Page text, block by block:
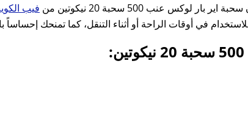
عنب 500 سحبة 20 نيكوتين من فيب
في أوقات الراحة أو أثناء التنقل، كما تمنحك